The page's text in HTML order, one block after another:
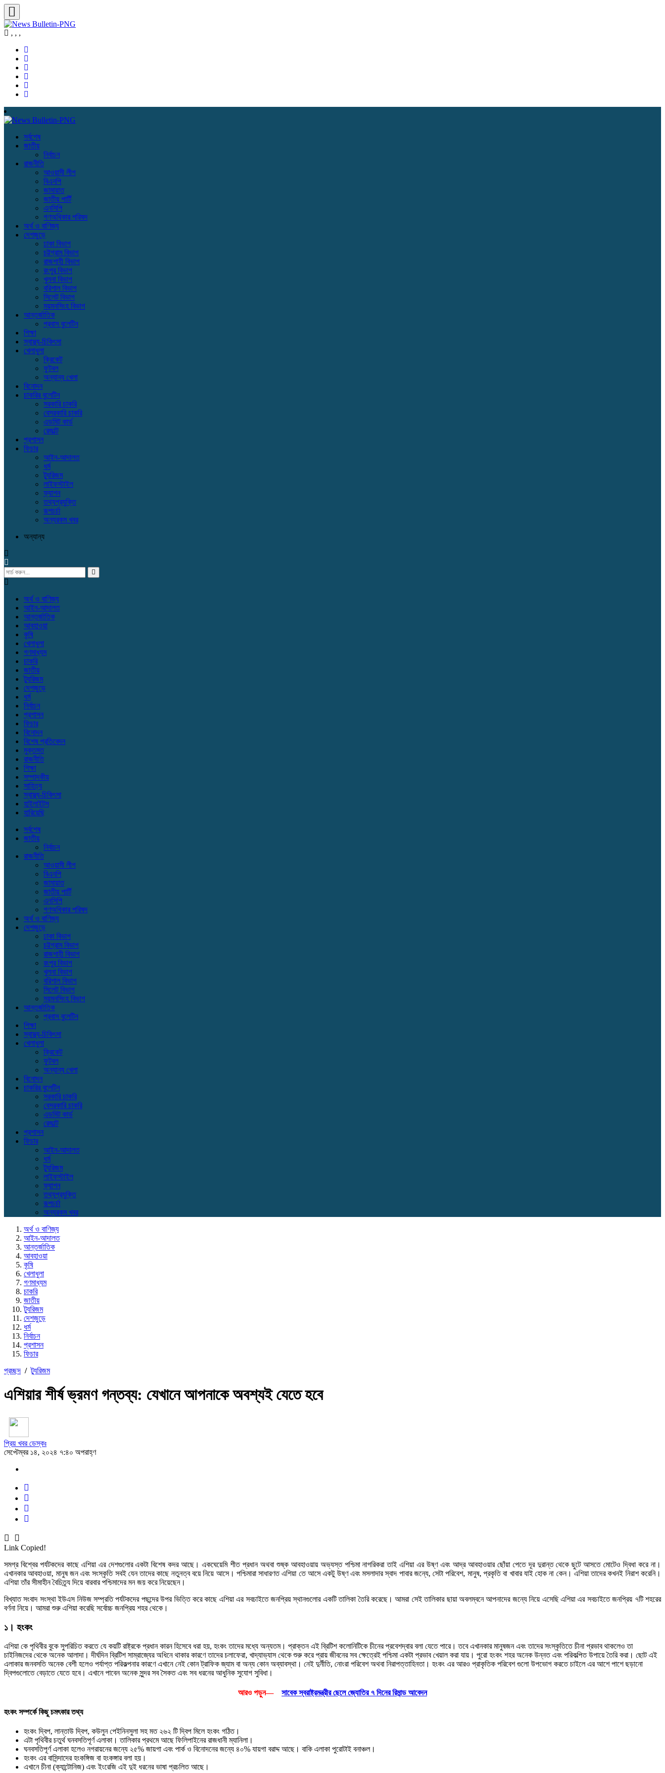
, , ,
সর্বশেষ
জাতীয়
নির্বাচন
রাজনীতি
আওয়ামী লীগ
বিএনপি
জামায়াত
জাতীয় পার্টি
এনসিপি
গণঅধিকার পরিষদ
অর্থ ও বাণিজ্য
দেশজুড়ে
ঢাকা বিভাগ
চট্টগ্রাম বিভাগ
রাজশাহী বিভাগ
রংপুর বিভাগ
খুলনা বিভাগ
বরিশাল বিভাগ
সিলেট বিভাগ
ময়মনসিংহ বিভাগ
আন্তর্জাতিক
প্রবাস বুলেটিন
শিক্ষা
স্বাস্থ্য-চিকিৎসা
খেলাধুলা
ক্রিকেট
ফুটবল
অন্যান্য খেলা
বিনোদন
চাকরির বুলেটিন
সরকারি চাকরি
বেসরকারি চাকরি
এডমিট কার্ড
রেজাল্ট
প্রশাসন
ফিচার
আইন-আদালত
ধর্ম
ট্যুরিজম
লাইফস্টাইল
ফ্যাশন
তথ্যপ্রযুক্তি
রূপচর্চা
অন্যরকম খবর
অন্যান্য
অর্থ ও বাণিজ্য
আইন-আদালত
আন্তর্জাতিক
আবহাওয়া
কৃষি
খেলাধুলা
গণমাধ্যম
চাকরি
জাতীয়
ট্যুরিজম
দেশজুড়ে
ধর্ম
নির্বাচন
প্রশাসন
ফিচার
বিনোদন
বিশেষ প্রতিবেদন
মুক্তমত
রাজনীতি
শিক্ষা
সম্পাদকীয়
সাহিত্য
স্বাস্থ্য-চিকিৎসা
হাইলাইটস
হারিয়েছি
সর্বশেষ
জাতীয়
নির্বাচন
রাজনীতি
আওয়ামী লীগ
বিএনপি
জামায়াত
জাতীয় পার্টি
এনসিপি
গণঅধিকার পরিষদ
অর্থ ও বাণিজ্য
দেশজুড়ে
ঢাকা বিভাগ
চট্টগ্রাম বিভাগ
রাজশাহী বিভাগ
রংপুর বিভাগ
খুলনা বিভাগ
বরিশাল বিভাগ
সিলেট বিভাগ
ময়মনসিংহ বিভাগ
আন্তর্জাতিক
প্রবাস বুলেটিন
শিক্ষা
স্বাস্থ্য-চিকিৎসা
খেলাধুলা
ক্রিকেট
ফুটবল
অন্যান্য খেলা
বিনোদন
চাকরির বুলেটিন
সরকারি চাকরি
বেসরকারি চাকরি
এডমিট কার্ড
রেজাল্ট
প্রশাসন
ফিচার
আইন-আদালত
ধর্ম
ট্যুরিজম
লাইফস্টাইল
ফ্যাশন
তথ্যপ্রযুক্তি
রূপচর্চা
অন্যরকম খবর
অর্থ ও বাণিজ্য
আইন-আদালত
আন্তর্জাতিক
আবহাওয়া
কৃষি
খেলাধুলা
গণমাধ্যম
চাকরি
জাতীয়
ট্যুরিজম
দেশজুড়ে
ধর্ম
নির্বাচন
প্রশাসন
ফিচার
প্রচ্ছদ /ট্যুরিজম
এশিয়ার শীর্ষ ভ্রমণ গন্তব্য: যেখানে আপনাকে অবশ্যই যেতে হবে
প্রিয় খবর ডেস্কঃ
সেপ্টেম্বর ১৪, ২০২৪ ৭:৪০ অপরাহ্ণ
Link Copied!
সমগ্র বিশ্বের পর্যটকদের কাছে এশিয়া এর দেশগুলোর একটা বিশেষ কদর আছে। একঘেয়েমি শীত প্রধান অথবা শুষ্ক আবহাওয়ায় অভ্যস্ত পশ্চিমা নাগরিকরা তাই এশিয়া এর উষ্ণ এবং আদ্র আবহাওয়ার ছোঁয়া পেতে দূর দুরান্ত থেকে ছুটে আসতে মোটেও দ্বিধা করে না।
এখানকার আবহাওয়া, মানুষ জন এবং সংস্কৃতি সবই যেন তাদের কাছে নতুনত্ব বয়ে নিয়ে আসে। পশ্চিমারা সাধারণত এশিয়া তে আসে একটু উষ্ণ এবং মসলাদার স্বাদ পাবার জন্যে, সেটা পরিবেশ, মানুষ, প্রকৃতি বা খাবার যাই হোক না কেন। এশিয়া তাদের কখনই নিরাশ করেনি।
এশিয়া তাঁর সীমাহীন বৈচিত্র্য দিয়ে বারবার পশ্চিমাদের মন জয় করে নিয়েছেন।
বিখ্যাত সংবাদ সংস্থা ইউএস নিউজ সম্প্রতি পর্যটকদের পছন্দের উপর ভিত্তি করে কাছে এশিয়া এর সবচাইতে জনপ্রিয় স্থানগুলোর একটি তালিকা তৈরি করেছে। আমরা সেই তালিকার ছায়া অবলম্বনে আপনাদের জন্যে নিয়ে এসেছি এশিয়া এর সবচাইতে জনপ্রিয় ৭টি শহরের
বর্ণনা নিয়ে। আমরা শুরু এশিয়া করেছি সর্বোচ্চ জনপ্রিয় শহর থেকে।
১। হংকং
এশিয়া কে পৃথিবীর বুকে সুপরিচিত করতে যে কয়টি রাষ্ট্রকে প্রধান কারন হিসেবে ধরা হয়, হংকং তাদের মধ্যে অন্যতম। প্রাক্তন এই ব্রিটিশ কলোনিটিকে চীনের প্রবেশদ্বার বলা যেতে পারে। তবে এখানকার মানুষজন এবং তাদের সংস্কৃতিতে চীনা প্রভাব থাকলেও তা
চাইনিজদের থেকে অনেক আলাদা। দীর্ঘদিন ব্রিটিশ সাম্রাজ্যের অধিনে থাকার কারণে তাদের চলাফেরা, খাদ্যাভ্যাস থেকে শুরু করে প্রায় জীবনের সব ক্ষেত্রেই পশ্চিমা একটা প্রভাব খেয়াল করা যায়। পুরো হংকং শহর অনেক উন্নত এবং পরিকল্পিত উপায়ে তৈরি করা। ছোট এই
এলাকার জনবসতি অনেক বেশী হলেও পর্যাপ্ত পরিকল্পনার কারণে এখানে নেই কোন ট্রাফিক জ্যাম বা অন্য কোন অব্যাবস্থা। নেই দুর্নীতি, নোংরা পরিবেশ অথবা নিরাপত্তাহিনতা। হংকং এর আরও প্রাকৃতিক পরিবেশ গুলো উপভোগ করতে চাইলে এর আশে পাশে ছড়ানো
দ্বিপগুলোতে বেড়াতে যেতে হবে। এখানে পাবেন অনেক সুন্দর সব সৈকত এবং সব ধরনের আধুনিক সুযোগ সুবিধা।
আরও পড়ুন— সাবেক স্বরাষ্ট্রমন্ত্রীর ছেলে জ্যোতির ৭ দিনের রিমান্ড আবেদন
হংকং সম্পর্কে কিছু চমৎকার তথ্য
হংকং দ্বিপ, লান্তাউ দ্বিপ, কউলুন পেইনিনসুলা সহ মত ২৬২ টি দ্বিপ মিলে হংকং গঠিত।
এটা পৃথিবীর চতুর্থ ঘনবসতিপূর্ণ এলাকা। তালিকার প্রথমে আছে ফিলিপাইনের রাজধানী ম্যানিলা।
ঘনবসতিপূর্ণ এলাকা হলেও নগরায়নের জন্যে ২৫% জায়গা এবং পার্ক ও বিনোদনের জন্যে ৪০% যায়গা বরাদ্দ আছে। বাকি এলাকা পুরোটাই বনাঞ্চল।
হংকং এর বাসিন্দাদের হংকঙ্গিজ বা হংকঙ্গার বলা হয়।
এখানে চীনা (ক্যান্টোনিজ) এবং ইংরেজি এই দুই ধরনের ভাষা প্রচলিত আছে।